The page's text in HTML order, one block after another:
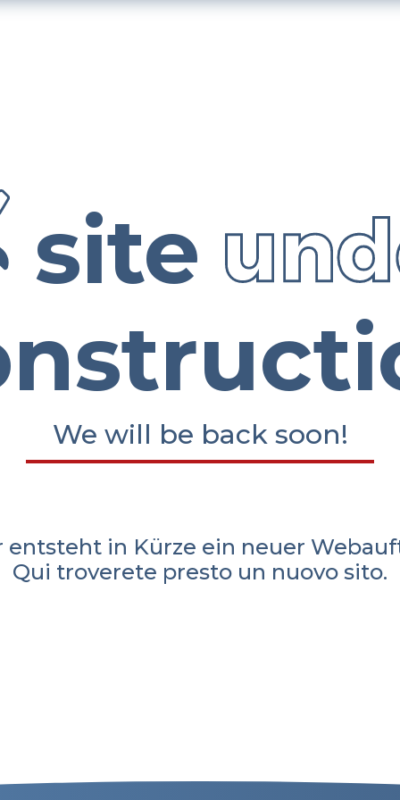
site
We will be back soon!
entsteht in Kürze ein neuer
Qui troverete presto un nuovo sito.